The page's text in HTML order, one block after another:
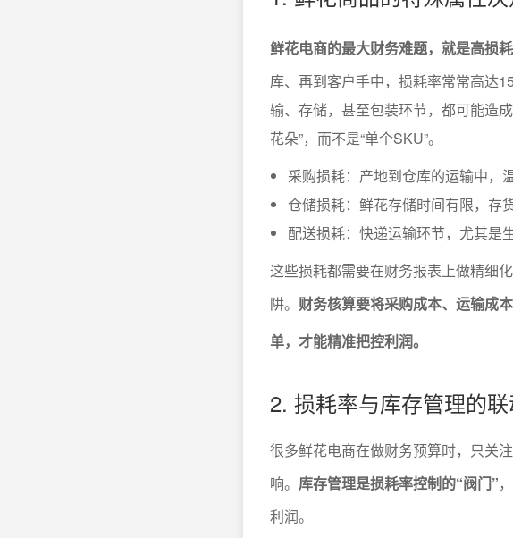
鲜花电商的最大财务难题，就是高损
库、再到客户手中，损耗率常常高达
输、存储，甚至包装环节，都可能造
花朵”，而不是“单个SKU”。
采购损耗：产地到仓库的运输中，
仓储损耗：鲜花存储时间有限，存
配送损耗：快递运输环节，尤其是
这些损耗都需要在财务报表上做精细
阱。 财务核算要将采购成本、运输成
单，才能精准把控利润。
2. 损耗率与库存管理的
很多鲜花电商在做财务预算时，只关
响。 库存管理是损耗率控制的“阀门”
利润。